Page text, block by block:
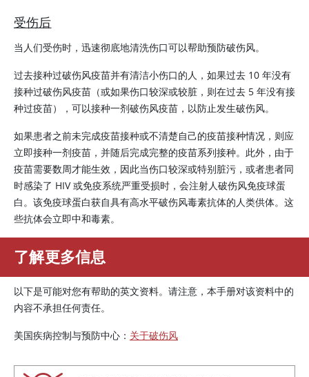
受伤后
当人们受伤时，迅速彻底地清洗伤口可以帮助预防破伤风。
过去接种过破伤风疫苗并有清洁小伤口的人，如果过去 10 年没有
接种过破伤风疫苗（或如果伤口较深或较脏，则在过去 5 年没有接
种过疫苗），可以接种一剂破伤风疫苗，以防止发生破伤风。
如果患者之前未完成疫苗接种或不清楚自己的疫苗接种情况，则应
立即接种一剂疫苗，并随后完成完整的疫苗系列接种。此外，由于
疫苗需要数周才能生效，因此当伤口较深或特别脏污，或者患者同
时感染了 HIV 或免疫系统严重受损时，会注射人破伤风免疫球蛋
白。该免疫球蛋白获自具有高水平破伤风毒素抗体的人类供体。这
些抗体会立即中和毒素。
了解更多信息
以下是可能对您有帮助的英文资料。请注意，本手册对该资料中的
内容不承担任何责任。
美国疾病控制与预防中心： 关于破伤风